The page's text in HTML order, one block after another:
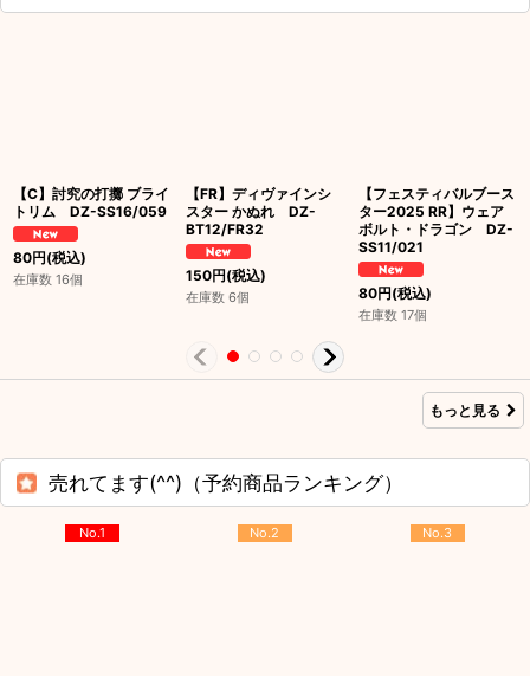
【C】討究の打擲 ブライ
トリム DZ-SS16/059
80円(税込)
在庫数 16個
【FR】ディヴァインシ
スター かぬれ DZ-
BT12/FR32
150円(税込)
在庫数 6個
【フェスティバルブース
ター2025 RR】ウェア
ボルト・ドラゴン DZ-
SS11/021
80円(税込)
在庫数 17個
もっと見る
売れてます(^^)（予約商品ランキング）
No.1 No.2 No.3